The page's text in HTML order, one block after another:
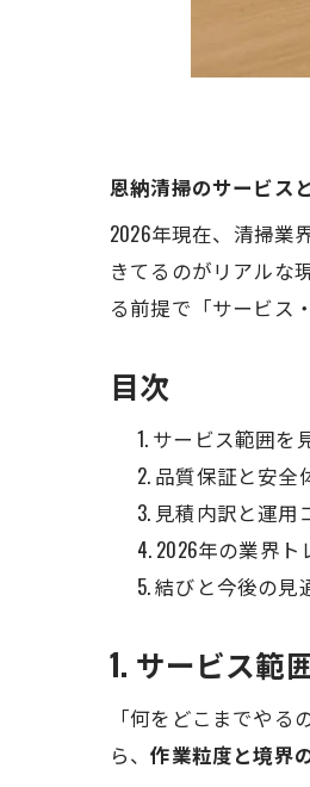
恩納清掃のサービス
2026年現在、清掃業
きてるのがリアルな
る前提で「サービス
目次
サービス範囲を
品質保証と安全
見積内訳と運用
2026年の業界
結びと今後の見
1. サービス範
「何をどこまでや
ら、作業粒度と境界